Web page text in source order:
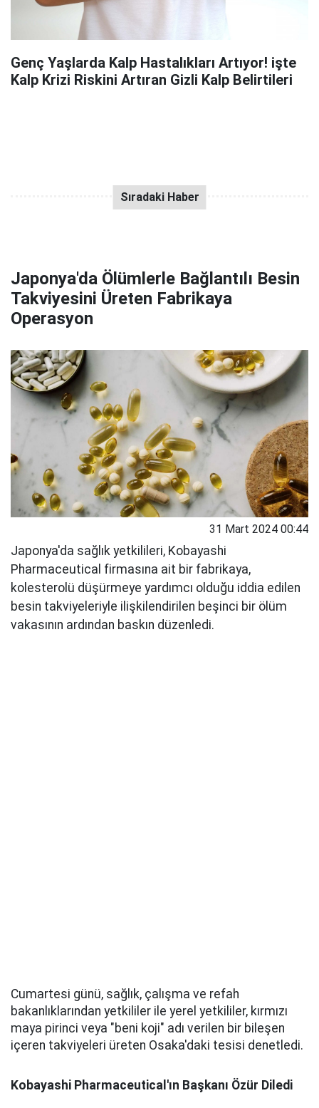
Genç Yaşlarda Kalp Hastalıkları Artıyor! işte
Kalp Krizi Riskini Artıran Gizli Kalp Belirtileri
Japonya'da Ölümlerle Bağlantılı Besin
Takviyesini Üreten Fabrikaya
Operasyon
31 Mart 2024 00:44
Japonya'da sağlık yetkilileri, Kobayashi
Pharmaceutical firmasına ait bir fabrikaya,
kolesterolü düşürmeye yardımcı olduğu iddia edilen
besin takviyeleriyle ilişkilendirilen beşinci bir ölüm
vakasının ardından baskın düzenledi.
Cumartesi günü, sağlık, çalışma ve refah
bakanlıklarından yetkililer ile yerel yetkililer, kırmızı
maya pirinci veya "beni koji" adı verilen bir bileşen
içeren takviyeleri üreten Osaka'daki tesisi denetledi.
Kobayashi Pharmaceutical'ın Başkanı Özür Diledi